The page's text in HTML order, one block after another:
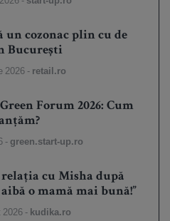
un cozonac plin cu de
București
2026 - retail.ro
Forum 2026: Cum
- green.start-up.ro
relația cu Misha după
o mamă mai bună!”
2026 - kudika.ro